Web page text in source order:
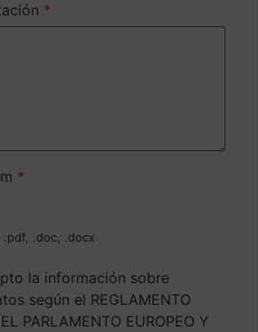
*
*
.doc, .docx
la información sobre
según el REGLAMENTO
PARLAMENTO EUROPEO Y